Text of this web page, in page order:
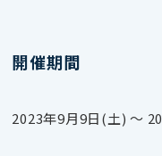
開催期間
2023年9月9日(土) 〜